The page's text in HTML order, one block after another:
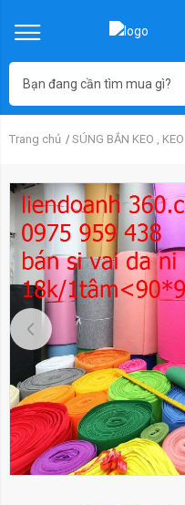
Trang chủ SÚNG BẮN KEO ,